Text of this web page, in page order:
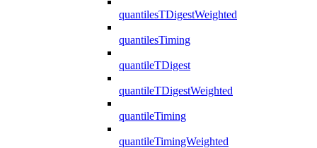
quantilesTDigestWeighted
quantilesTiming
quantileTDigest
quantileTDigestWeighted
quantileTiming
quantileTimingWeighted